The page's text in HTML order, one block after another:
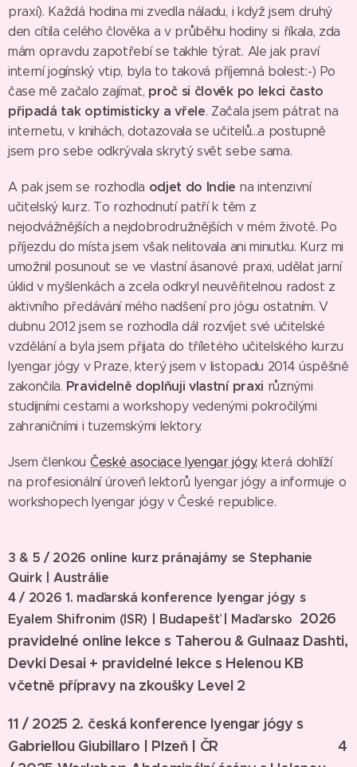
praxí). Každá hodina mi zvedla náladu, i když jsem druhý
den cítila celého člověka a v průběhu hodiny si říkala, zda
mám opravdu zapotřebí se takhle týrat. Ale jak praví
interní jogínský vtip, byla to taková příjemná bolest:-) Po
čase mě začalo zajímat, proč si člověk po lekci často
připadá tak optimisticky a vřele. Začala jsem pátrat na
internetu, v knihách, dotazovala se učitelů...a postupně
jsem pro sebe odkrývala skrytý svět sebe sama.
A pak jsem se rozhodla odjet do Indie na intenzivní
učitelský kurz. To rozhodnutí patří k těm z
nejodvážnějších a nejdobrodružnějších v mém životě. Po
příjezdu do místa jsem však nelitovala ani minutku. Kurz mi
umožnil posunout se ve vlastní ásanové praxi, udělat jarní
úklid v myšlenkách a zcela odkryl neuvěřitelnou radost z
aktivního předávání mého nadšení pro jógu ostatním. V
dubnu 2012 jsem se rozhodla dál rozvíjet své učitelské
vzdělání a byla jsem přijata do tříletého učitelského kurzu
Iyengar jógy v Praze, který jsem v listopadu 2014 úspěšně
zakončila. Pravidelně doplňuji vlastní praxi různými
studijními cestami a workshopy vedenými pokročilými
zahraničními i tuzemskými lektory.
Jsem členkou České asociace Iyengar jógy,která dohlíží
na profesionální úroveň lektorů Iyengar jógy a informuje o
workshopech Iyengar jógy v České republice.
3 & 5 / 2026 online kurz pránajámy se Stephanie
Quirk | Austrálie
4 / 2026 1. maďarská konference Iyengar jógy s
Eyalem Shifronim (ISR) | Budapešť | Maďarsko 2026
pravidelné online lekce s Taherou & Gulnaaz Dashti,
Devki Desai + pravidelné lekce s Helenou KB
včetně přípravy na zkoušky Level 2
11 / 2025 2. česká konference Iyengar jógy s
Gabriellou Giubillaro | Plzeň | ČR 4